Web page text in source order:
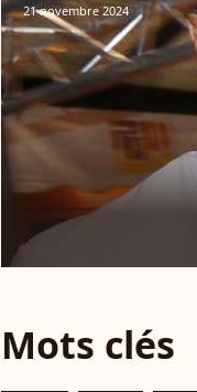
21 novembre 2024
Mots clés